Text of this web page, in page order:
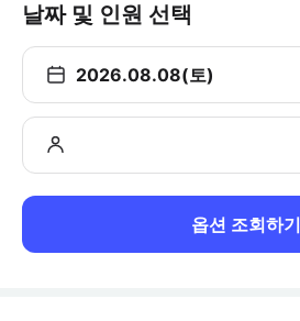
날짜 및 인원 선택
2026.08.08(토)
옵션 조회하기